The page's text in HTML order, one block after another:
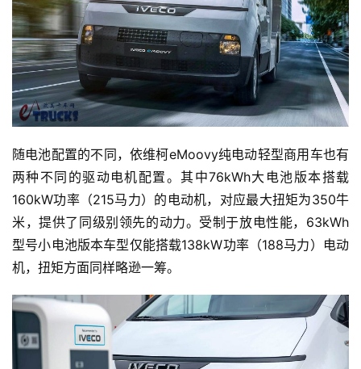
页
独
家
资
讯
视
频
专
题
登录 注册
随电池配置的不同，依维柯eMoovy纯电动轻型商用车也有
两种不同的驱动电机配置。其中76kWh大电池版本搭载
160kW功率（215马力）的电动机，对应最大扭矩为350牛
米，提供了同级别领先的动力。受制于放电性能，63kWh
型号小电池版本车型仅能搭载138kW功率（188马力）电动
机，扭矩方面同样略逊一筹。